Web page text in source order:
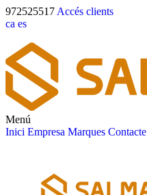
972525517 Accés clients
ca es
Menú
Inici Empresa Marques Contacte